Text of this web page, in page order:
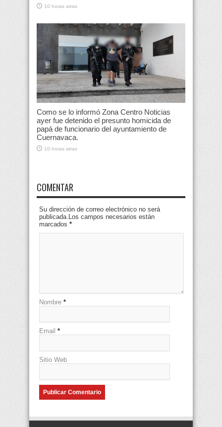
10 horas atras
Como se lo informó Zona Centro Noticias
ayer fue detenido el presunto homicida de
papá de funcionario del ayuntamiento de
Cuernavaca.
10 horas atras
COMENTAR
Su dirección de correo electrónico no será
publicada.Los campos necesarios están
marcados *
Nombre *
Email *
Sitio Web